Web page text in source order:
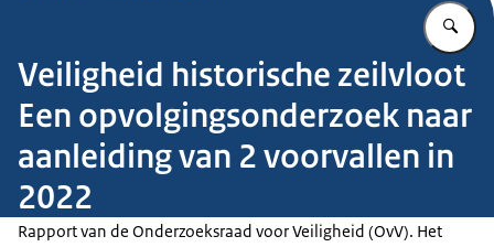
Veiligheid historische zeilvloot
Een opvolgingsonderzoek naar
aanleiding van 2 voorvallen in
2022
Rapport van de Onderzoeksraad voor Veiligheid (OvV). Het